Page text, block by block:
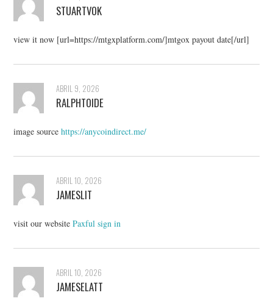
STUARTVOK
view it now [url=https://mtgxplatform.com/]mtgox payout date[/url]
ABRIL 9, 2026
RALPHTOIDE
image sourcehttps://anycoindirect.me/
ABRIL 10, 2026
JAMESLIT
visit our websitePaxful sign in
ABRIL 10, 2026
JAMESELATT